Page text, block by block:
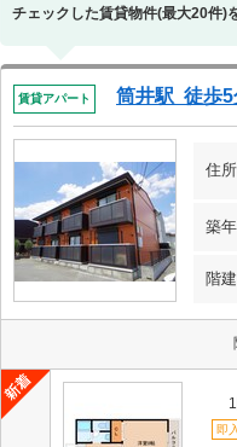
チェックした賃貸物件(最大20件)
賃貸アパート 筒井駅 徒歩5
住所
築年
階建
即